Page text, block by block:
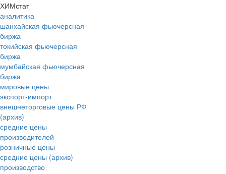
ХИМстат
аналитика
шанхайская фьючерсная
биржа
токийская фьючерсная
биржа
мумбайская фьючерсная
биржа
мировые цены
экспорт-импорт
внешнеторговые цены РФ
(архив)
средние цены
производителей
розничные цены
средние цены (архив)
производство